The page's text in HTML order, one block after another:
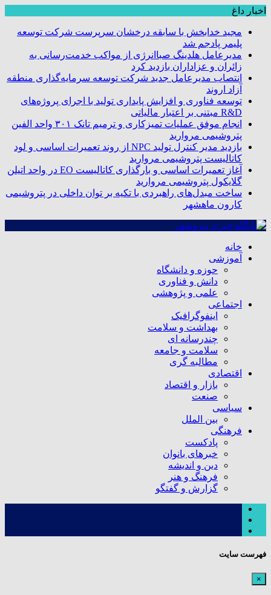
اخبار داغ
مجید خدابخش با سابقه درخشان سرپرست شرکت توسعه
پلیمر پادجم شد
مدیرعامل هلدینگ صباانرژی از مواکب خدمت‌رسانی به
زائران و عزاداران بازدید کرد
انتصاب مدیرعامل جدید شرکت توسعه سرمایه‌گذاری منطقه
آزاد اروند
توسعه فناوری و افزایش پایداری تولید با اجرای پروژه‌های
R&D مبتنی بر اعتبار مالیاتی
انجام موفق عملیات تمیزکاری و ترمیم تانک ۳۰۱ واحد الفین
پتروشیمی مروارید
بازدید مدیر کنترل تولید NPC از روند تعمیرات اساسی و لود
کاتالیست پتروشیمی مروارید
آغاز تعمیرات اساسی و بارگذاری کاتالیست EO در واحد اتیلن
گلایکول پتروشیمی مروارید
ساخت مبدل‌های راهبردی با تکیه بر توان داخلی در پتروشیمی
کارون ماهشهر
خانه
آموزشی
حوزه و دانشگاه
دانش و فناوری
علمی و پژوهشی
اجتماعی
اینفوگرافیک
بهداشت و سلامت
چندرسانه ای
سلامت و جامعه
مطالبه گری
اقتصادی
بازار و اقتصاد
صنعت
سیاسی
بین الملل
فرهنگی
پادکست
خبرهای بانوان
دین و اندیشه
فرهنگ و هنر
گزارش و گفتگو
فهرست سایت
×